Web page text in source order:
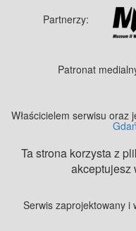
Partnerzy:
Patronat
Właścicielem serwisu oraz
Ta strona korzysta z
akceptujesz
Serwis zaprojektowany i